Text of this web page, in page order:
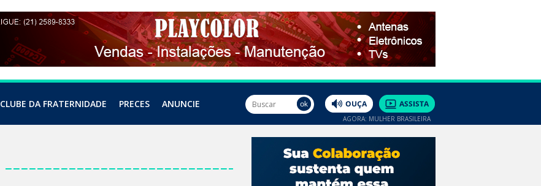
CLUBE DA FRATERNIDADE PRECES ANUNCIE
AGORA: MULHER BRASILEIRA